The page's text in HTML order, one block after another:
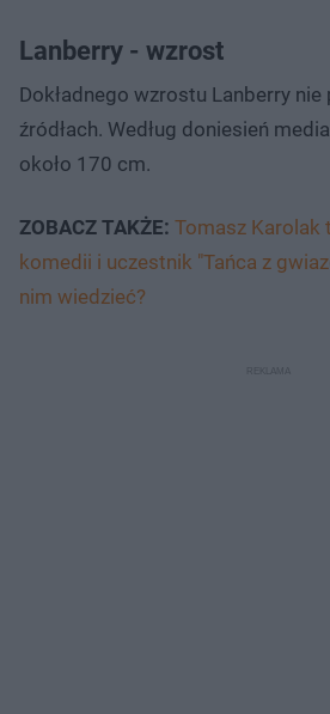
Lanberry - wzrost
Dokładnego wzrostu Lanberry
źródłach. Według doniesień
około 170 cm.
ZOBACZ TAKŻE: Tomasz Karolak
komedii i uczestnik "Tańca z
nim wiedzieć?